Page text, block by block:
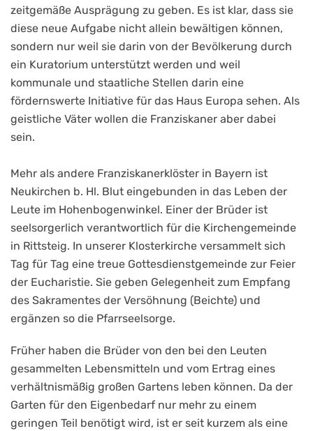
zeitgemäße Ausprägung zu geben. Es ist klar, dass sie
diese neue Aufgabe nicht allein bewältigen können,
sondern nur weil sie darin von der Bevölkerung durch
ein Kuratorium unterstützt werden und weil
kommunale und staatliche Stellen darin eine
fördernswerte Initiative für das Haus Europa sehen. Als
geistliche Väter wollen die Franziskaner aber dabei
sein.
Mehr als andere Franziskanerklöster in Bayern ist
Neukirchen b. Hl. Blut eingebunden in das Leben der
Leute im Hohenbogenwinkel. Einer der Brüder ist
seelsorgerlich verantwortlich für die Kirchengemeinde
in Rittsteig. In unserer Klosterkirche versammelt sich
Tag für Tag eine treue Gottesdienstgemeinde zur Feier
der Eucharistie. Sie geben Gelegenheit zum Empfang
des Sakramentes der Versöhnung (Beichte) und
ergänzen so die Pfarrseelsorge.
Früher haben die Brüder von den bei den Leuten
gesammelten Lebensmitteln und vom Ertrag eines
verhältnismäßig großen Gartens leben können. Da der
Garten für den Eigenbedarf nur mehr zu einem
geringen Teil benötigt wird, ist er seit kurzem als eine